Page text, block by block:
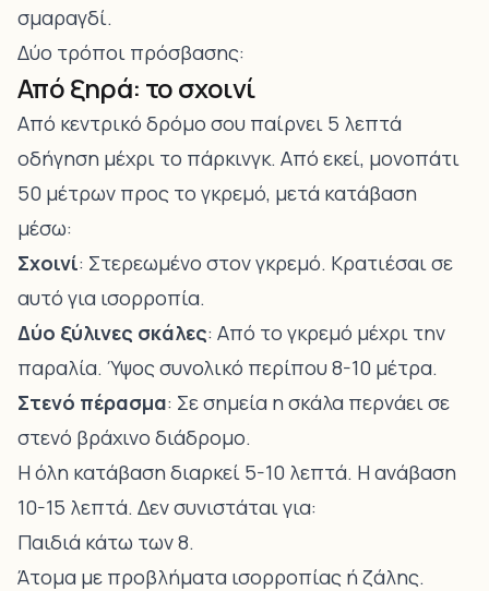
σμαραγδί.
Δύο τρόποι πρόσβασης:
Από ξηρά: το σχοινί
Από κεντρικό δρόμο σου παίρνει 5 λεπτά
οδήγηση μέχρι το πάρκινγκ. Από εκεί, μονοπάτι
50 μέτρων προς το γκρεμό, μετά κατάβαση
μέσω:
Σχοινί: Στερεωμένο στον γκρεμό. Κρατιέσαι σε
αυτό για ισορροπία.
Δύο ξύλινες σκάλες: Από το γκρεμό μέχρι την
παραλία. Ύψος συνολικό περίπου 8-10 μέτρα.
Στενό πέρασμα: Σε σημεία η σκάλα περνάει σε
στενό βράχινο διάδρομο.
Η όλη κατάβαση διαρκεί 5-10 λεπτά. Η ανάβαση
10-15 λεπτά. Δεν συνιστάται για:
Παιδιά κάτω των 8.
Άτομα με προβλήματα ισορροπίας ή ζάλης.